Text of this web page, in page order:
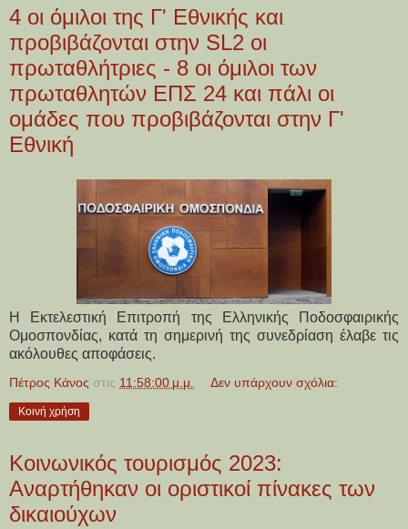
4 οι όμιλοι της Γ' Εθνικής και
προβιβάζονται στην SL2 οι
πρωταθλήτριες - 8 οι όμιλοι των
πρωταθλητών ΕΠΣ 24 και πάλι οι
ομάδες που προβιβάζονται στην Γ'
Εθνική
Η Εκτελεστική Επιτροπή της Ελληνικής Ποδοσφαιρικής
Ομοσπονδίας, κατά τη σημερινή της συνεδρίαση έλαβε τις
ακόλουθες αποφάσεις.
Πέτρος Κάνος στις 11:58:00 μ.μ. Δεν υπάρχουν σχόλια:
Κοινή χρήση
Κοινωνικός τουρισμός 2023:
Αναρτήθηκαν οι οριστικοί πίνακες των
δικαιούχων